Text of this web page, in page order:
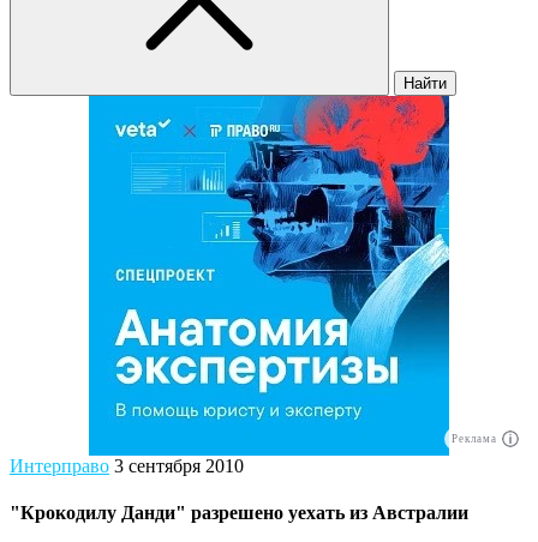
Найти
Реклама
Интерправо 3 сентября 2010
"Крокодилу Данди" разрешено уехать из Австралии